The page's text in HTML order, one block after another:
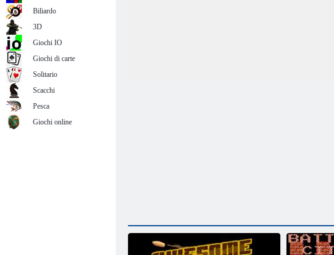
Biliardo
3D
Giochi IO
Giochi di carte
Solitario
Scacchi
Pesca
Giochi online